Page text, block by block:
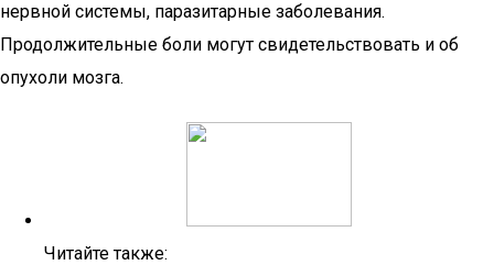
нервной системы, паразитарные заболевания.
Продолжительные боли могут свидетельствовать и об
опухоли мозга.
Читайте также: